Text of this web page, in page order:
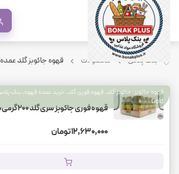
بنک پلاس محصولات قهوه جاکوبز گلد عمده
Gold
قهوه فوری جاکوبز سری گلد 200 گرمی باکس 6 عددی
12,630,000 تومان